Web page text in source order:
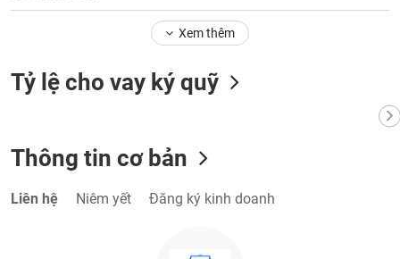
Xem thêm
Tỷ lệ cho vay ký quỹ
Thông tin cơ bản
Liên hệ Niêm yết Đăng ký kinh doanh
(-)
(-)